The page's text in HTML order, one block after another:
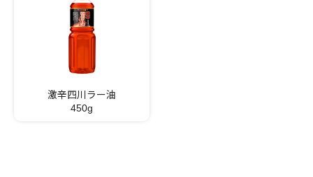
激辛四川ラー油
450g